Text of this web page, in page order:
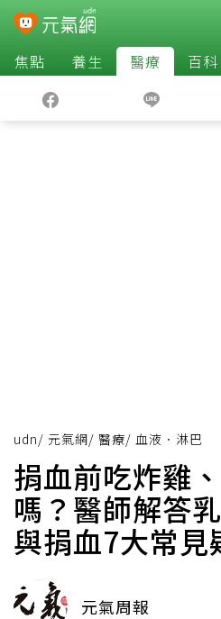
焦點 養生 醫療 百科
udn/ 元氣網/ 醫療/ 血液．淋巴
捐血前吃炸雞
嗎？醫師解答
與捐血7大常見
元氣周報